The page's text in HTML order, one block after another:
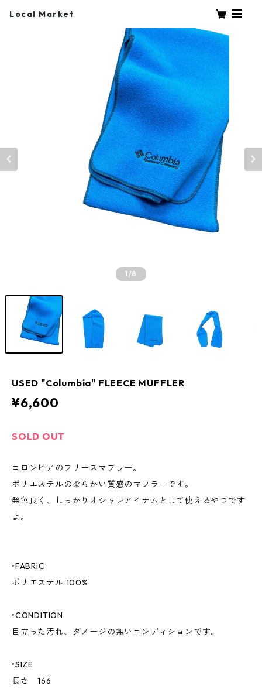
Local Market
1/8
USED "Columbia" FLEECE MUFFLER
¥6,600
SOLD OUT
コロンビアのフリースマフラー。
ポリエステルの柔らかい質感のマフラーです。
発色良く、しっかりオシャレアイテムとして使えるやつです
よ。
•FABRIC
ポリエステル 100%
•CONDITION
目立った汚れ、ダメージの無いコンディションです。
•SIZE
長さ 166